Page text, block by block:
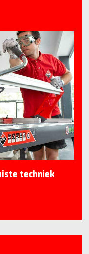
techniek